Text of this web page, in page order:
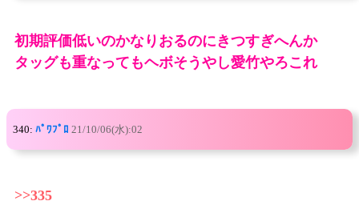
初期評価低いのかなりおるのにきつすぎへんか
タッグも重なってもヘボそうやし愛竹やろこれ
340: ﾊﾟﾜﾌﾟﾛ 21/10/06(水):02
>>335